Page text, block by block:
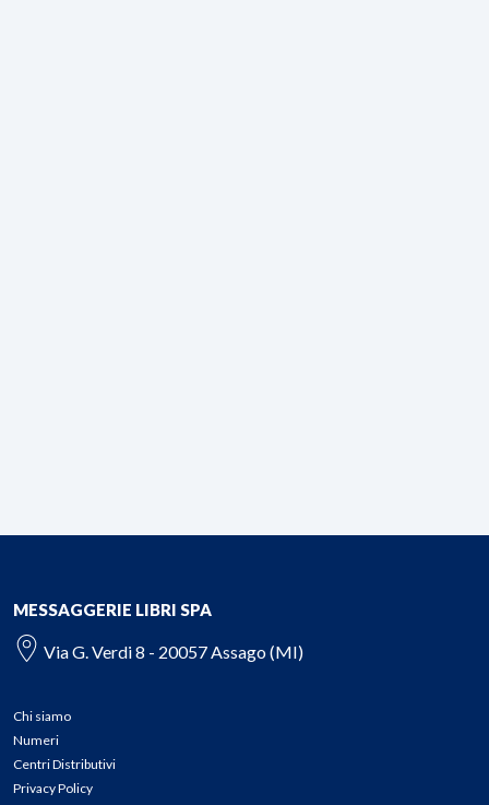
MESSAGGERIE LIBRI SPA
Via G. Verdi 8 - 20057 Assago (MI)
Chi siamo
Numeri
Centri Distributivi
Privacy Policy